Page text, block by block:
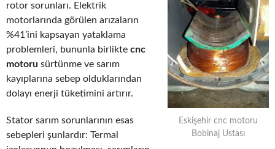
Eskişehir cnc motoru
Bobinaj Ustası
rotor sorunları. Elektrik
motorlarında görülen arızaların
%41’ini kapsayan yataklama
problemleri, bununla birlikte cnc
motoru sürtünme ve sarım
kayıplarına sebep olduklarından
dolayı enerji tüketimini artırır.
Stator sarım sorunlarının esas
sebepleri şunlardır: Termal